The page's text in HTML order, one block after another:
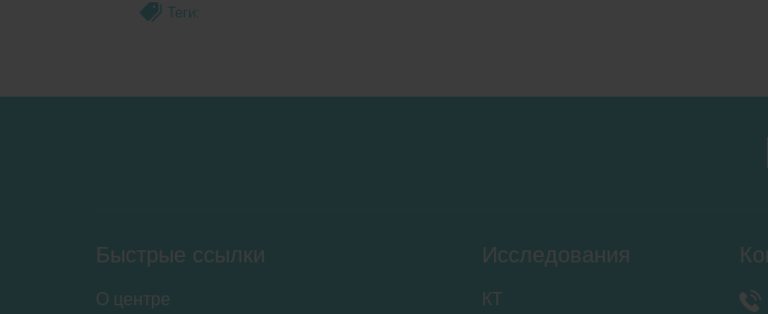
Теги:
Быстрые ссылки
О центре
Исследования
КТ